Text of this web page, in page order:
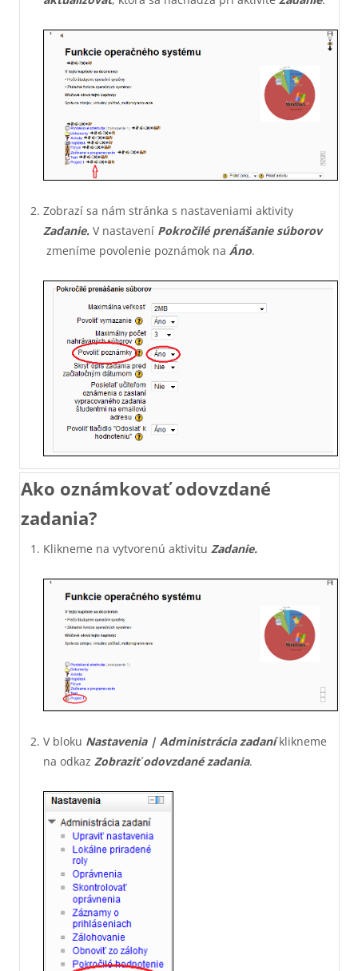
Zobrazí sa nám stránka s nastaveniami aktivity
Zadanie.V nastavení Pokročilé prenášanie súborov
zmeníme povolenie poznámok na Áno.
Ako oznámkovať odovzdané
zadania?
Klikneme na vytvorenú aktivitu Zadanie.
V bloku Nastavenia | Administrácia zadaníklikneme
na odkaz Zobraziť odovzdané zadania.